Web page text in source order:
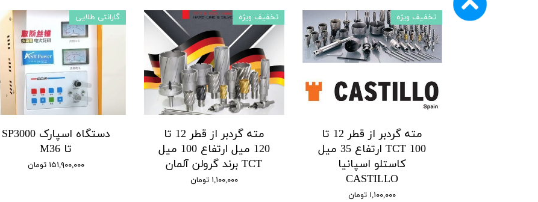
مته گردبر از قطر 12 تا
100 TCT ارتفاع 35 میل
کاستلو اسپانیا
CASTILLO
۱,۱۰۰,۰۰۰ تومان
تخفیف ویژه
مته گردبر از قطر 12 تا
120 میل ارتفاع 100 میل
TCT برند گرولن آلمان
۱,۱۰۰,۰۰۰ تومان
تخفیف ویژه
دستگاه اسپارک SP3000
تا M36
۱۵۱,۹۰۰,۰۰۰ تومان
گارانتی طلایی